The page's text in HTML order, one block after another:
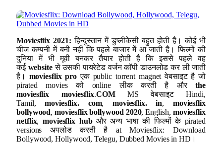
Moviesflix 2021: हिन्दुस्तान में डुप्लीकेसी बहुत होती है। कोई भी
चीज कम्पनी में बनी नहीं कि पहले बाजार में आ जाती है। फिल्मों की
दुनिया में भी मूवी बनकर तैयार होती है कि इससे पहले वह
कई websiteसे उसकी पायरेटेड वर्जन कॉपी डाउनलोड कर ली जाती
है। moviesflix proएक public torrent magnet वेबसाइट है जो
pirated movies को online लीक करती है औरthe
moviesflix
moviesflix.COMMS वेबसाइट Hindi,
Tamil,moviesflix. com, moviesflix. in, moviesflix
bollywood,moviesflix bollywood 2020, English, moviesflix
netflix, moviesflix hubऔर अन्य भाषा की फिल्मों के pirated
versions अपलोड करती है at Moviesflix: Download
Bollywood, Hollywood, Telegu, Dubbed Movies in HD।